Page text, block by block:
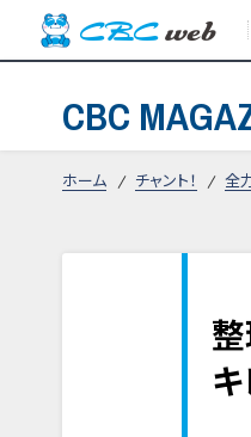
CBC
ホーム チャント！ 全